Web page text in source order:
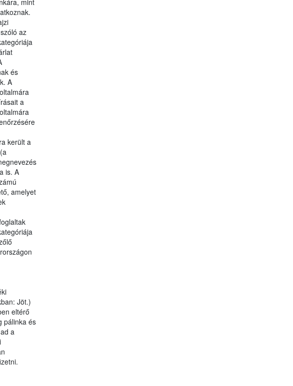
mint
az
és
A
a
került a
is. A
amelyet
Jöt.)
eltérő
pálinka és
a